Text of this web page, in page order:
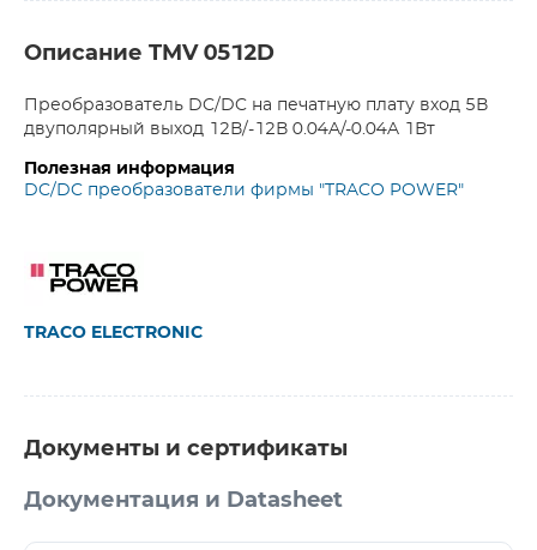
Описание TMV 0512D
Преобразователь DC/DC на печатную плату вход 5В
двуполярный выход 12В/-12В 0.04A/-0.04A 1Вт
Полезная информация
DC/DC преобразователи фирмы "TRACO POWER"
TRACO ELECTRONIC
Документы и сертификаты
Документация и Datasheet